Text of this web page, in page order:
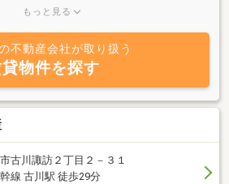
合わせご提案しております。令和元年５
地域は大規模用地の買取も行っておりま
却と購入のことならお気軽にご相談くだ
契約、ご案内、不動産の売却のご相談等
予約でご対応させて頂いております。
もっと見る
不動産会社が取り扱う
物件を探す
古川諏訪２丁目２－３１
幹線 古川駅 徒歩29分